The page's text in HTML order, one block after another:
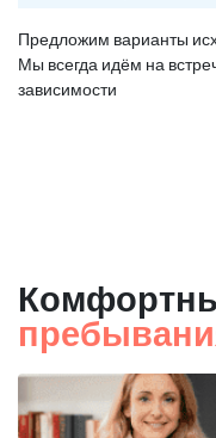
Предложим варианты
Мы всегда идём на
зависимости